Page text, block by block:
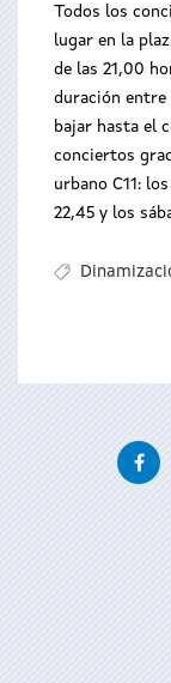
Todos los
lugar en la
de las 21,00
duración entre
bajar hasta el
conciertos
urbano C11:
22,45 y los